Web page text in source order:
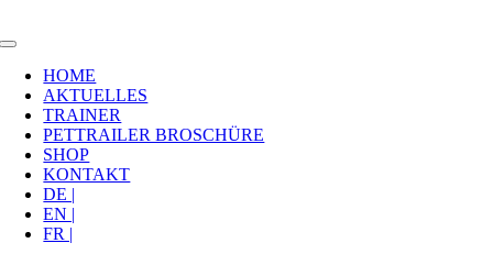
Inhalt
Toggle
Navigation
HOME
AKTUELLES
TRAINER
PETTRAILER BROSCHÜRE
SHOP
KONTAKT
DE |
EN |
FR |